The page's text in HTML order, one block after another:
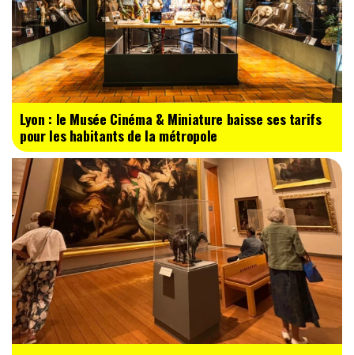
Lyon : le Musée Cinéma & Miniature baisse ses tarifs
pour les habitants de la métropole